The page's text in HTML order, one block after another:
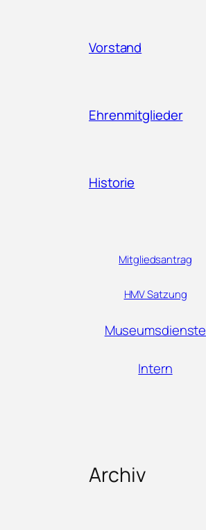
Vorstand
Ehrenmitglieder
Historie
Mitgliedsantrag
HMV Satzung
Museumsdienste
Intern
Archiv